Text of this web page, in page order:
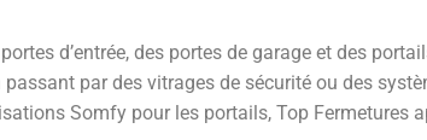
d’entrée, des portes de garage et des
par des vitrages de sécurité ou des
Somfy pour les portails, Top Fermetures